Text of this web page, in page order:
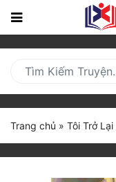
Trang
Mới
Cập
Nhật
(current)
Trang chủ » Tôi Trở